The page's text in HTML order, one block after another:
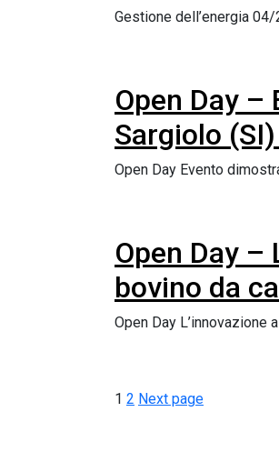
Gestione dell’energia
Open Day
Sargiolo
Open Day Evento
Open Day
bovino da
Open Day
1 2 Next page